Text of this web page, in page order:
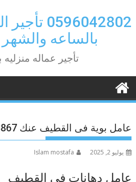
to
content
بالساعه
تأجير عماله منزليه
عامل بوية فى القطيف عنك 0553523867
يوليو 2, 2025 Islam mostafa
عامل دهانات في القطيف